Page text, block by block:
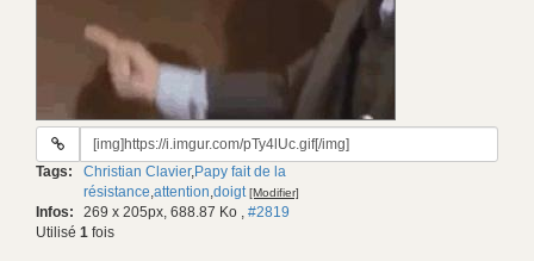
URL
gif:
Tags: Christian Clavier,Papy fait de la
résistance,attention,doigt [Modifier]
Infos: 269 x 205px, 688.87 Ko , #2819
Utilisé 1 fois